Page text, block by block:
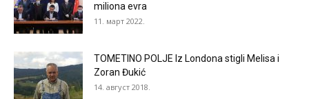
miliona evra
11. март 2022.
TOMETINO POLJE Iz Londona stigli Melisa i
Zoran Đukić
14. август 2018.